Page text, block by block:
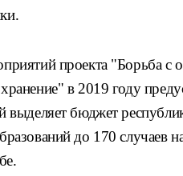
проекта "Борьба с
в 2019 году
бюджет
до 170 случаев